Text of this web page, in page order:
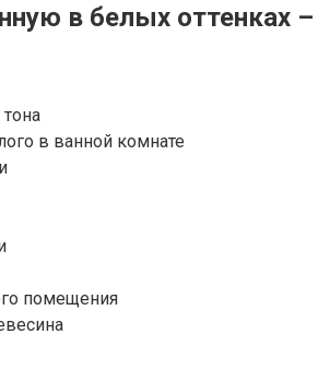
в белых оттенках
в ванной комнате
помещения